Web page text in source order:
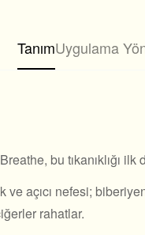
TanımUygulama
bu tıkanıklığı ilk
açıcı nefesi;
rahatlar.